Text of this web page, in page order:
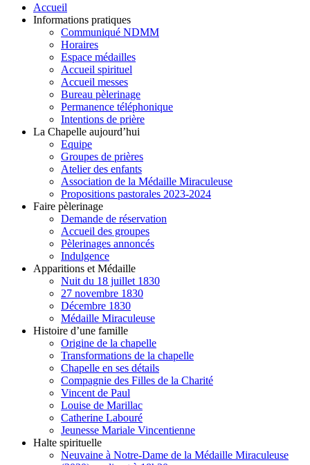
Accueil
Informations pratiques
Communiqué NDMM
Horaires
Espace médailles
Accueil spirituel
Accueil messes
Bureau pèlerinage
Permanence téléphonique
Intentions de prière
La Chapelle aujourd’hui
Equipe
Groupes de prières
Atelier des enfants
Association de la Médaille Miraculeuse
Propositions pastorales 2023-2024
Faire pèlerinage
Demande de réservation
Accueil des groupes
Pèlerinages annoncés
Indulgence
Apparitions et Médaille
Nuit du 18 juillet 1830
27 novembre 1830
Décembre 1830
Médaille Miraculeuse
Histoire d’une famille
Origine de la chapelle
Transformations de la chapelle
Chapelle en ses détails
Compagnie des Filles de la Charité
Vincent de Paul
Louise de Marillac
Catherine Labouré
Jeunesse Mariale Vincentienne
Halte spirituelle
Neuvaine à Notre-Dame de la Médaille Miraculeuse